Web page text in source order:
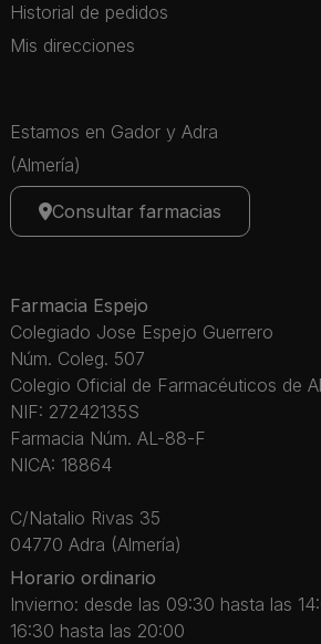
Historial de pedidos
Mis direcciones
Estamos en Gador y Adra
(Almería)
Consultar farmacias
Farmacia Espejo
Colegiado Jose Espejo Guerrero
Núm. Coleg. 507
Colegio Oficial de Farmacéuticos de
NIF: 27242135S
Farmacia Núm. AL-88-F
NICA: 18864
C/Natalio Rivas 35
04770 Adra (Almería)
Horario ordinario
Invierno: desde las 09:30 hasta las
16:30 hasta las 20:00